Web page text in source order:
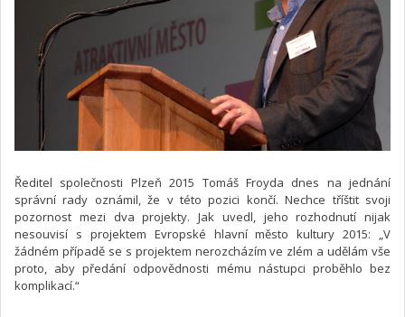
Ředitel společnosti Plzeň 2015 Tomáš Froyda dnes na jednání
správní rady oznámil, že v této pozici končí. Nechce tříštit svoji
pozornost mezi dva projekty. Jak uvedl, jeho rozhodnutí nijak
nesouvisí s projektem Evropské hlavní město kultury 2015: „V
žádném případě se s projektem nerozcházím ve zlém a udělám vše
proto, aby předání odpovědnosti mému nástupci proběhlo bez
komplikací.“